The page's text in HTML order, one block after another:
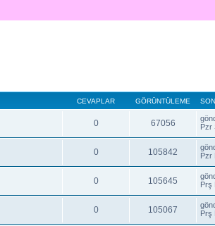
CEVAPLAR GÖRÜNTÜLEME
0 67056 Pzr
0 105842 Pzr
0 105645 Prş
0 105067 Prş